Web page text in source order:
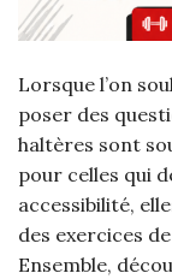
Lorsque l’on
poser des
haltères sont
pour celles qui
accessibilité,
des exercices
Ensemble,